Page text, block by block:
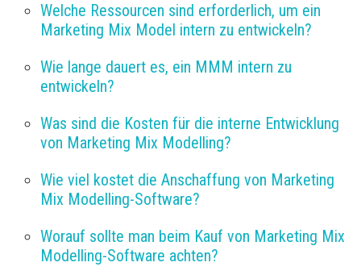
Welche Ressourcen sind erforderlich, um ein
Marketing Mix Model intern zu entwickeln?
Wie lange dauert es, ein MMM intern zu
entwickeln?
Was sind die Kosten für die interne Entwicklung
von Marketing Mix Modelling?
Wie viel kostet die Anschaffung von Marketing
Mix Modelling-Software?
Worauf sollte man beim Kauf von Marketing Mix
Modelling-Software achten?